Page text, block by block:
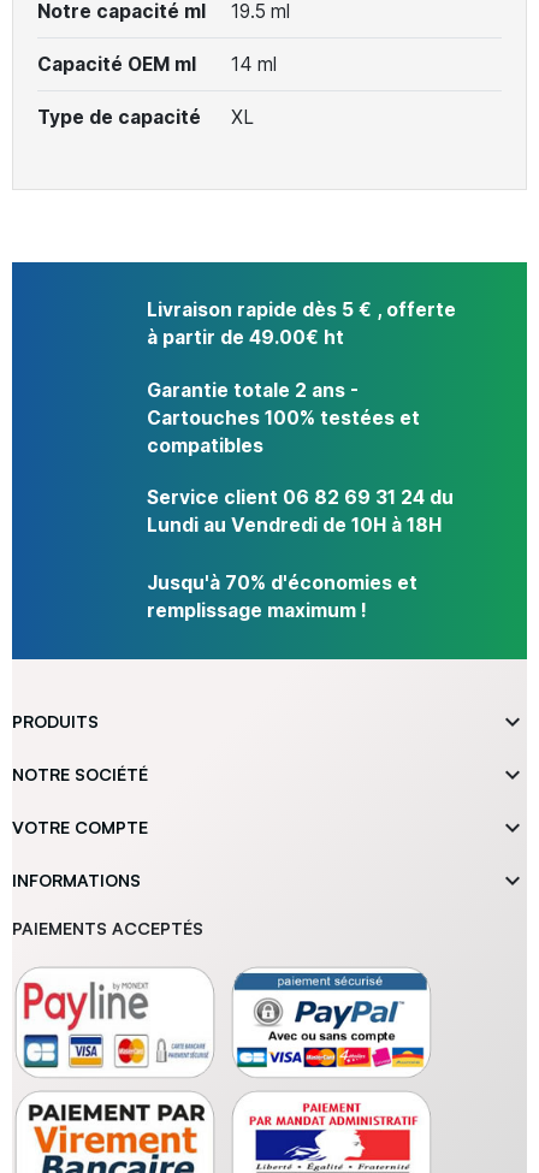
Notre capacité ml 19.5 ml
Capacité OEM ml 14 ml
Type de capacité XL
Livraison rapide dès 5 € , offerte
à partir de 49.00€ ht
Garantie totale 2 ans -
Cartouches 100% testées et
compatibles
Service client 06 82 69 31 24 du
Lundi au Vendredi de 10H à 18H
Jusqu'à 70% d'économies et
remplissage maximum !
PRODUITS 
NOTRE SOCIÉTÉ 
VOTRE COMPTE 
INFORMATIONS 
PAIEMENTS ACCEPTÉS